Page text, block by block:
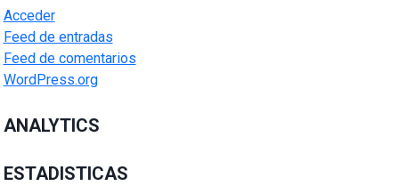
Acceder
Feed de entradas
Feed de comentarios
WordPress.org
ANALYTICS
ESTADISTICAS